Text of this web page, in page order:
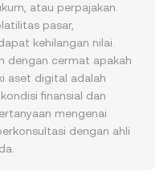
atau perpajakan.
pasar,
kehilangan nilai.
dengan cermat apakah
aset digital adalah
finansial dan
mengenai
dengan ahli